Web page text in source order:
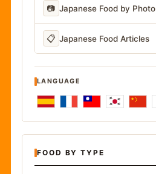
📷 Japanese Food by Photo
📋 Japanese Food Articles
LANGUAGE
FOOD BY TYPE